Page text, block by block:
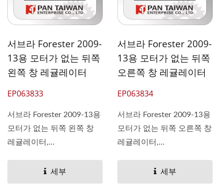
서브라 Forester 2009-
13용 모터가 없는 뒤쪽
왼쪽 창 레귤레이터
EP063833
서브라 Forester 2009-13용
모터가 없는 뒤쪽 왼쪽 창
레귤레이터,
세부
서브라 Forester 2009-
13용 모터가 없는 뒤쪽
오른쪽 창 레귤레이터
EP063834
서브라 Forester 2009-13용
모터가 없는 뒤쪽 오른쪽 창
레귤레이터,
세부